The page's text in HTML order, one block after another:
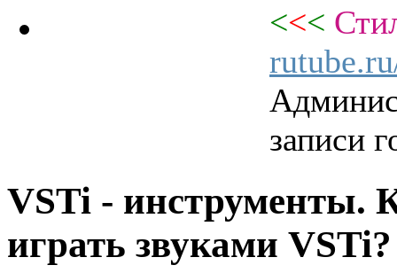
<<<
записи
VSTi - инструменты.
играть звуками